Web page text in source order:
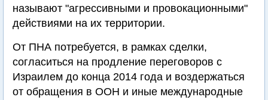
называют "агрессивными и провокационными"
действиями на их территории.
От ПНА потребуется, в рамках сделки,
согласиться на продление переговоров с
Израилем до конца 2014 года и воздержаться
от обращения в ООН и иные международные